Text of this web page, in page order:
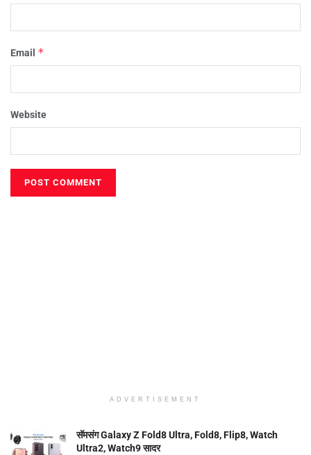
Email *
Website
ADVERTISEMENT
सॅमसंग Galaxy Z Fold8 Ultra, Fold8, Flip8, Watch
Ultra2, Watch9 सादर